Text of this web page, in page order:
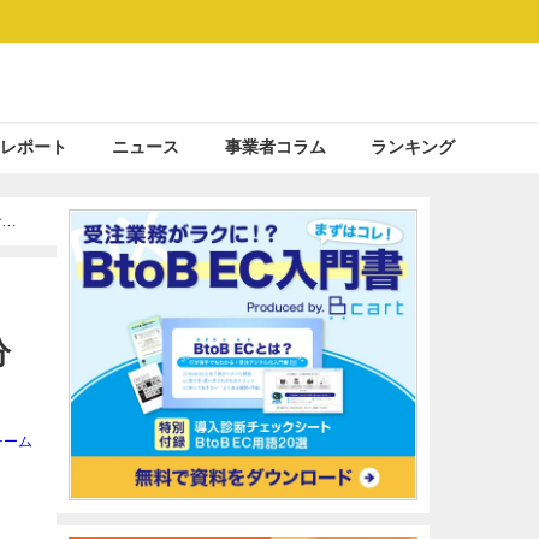
ポート ニュース 事業者コラム ランキング
ム